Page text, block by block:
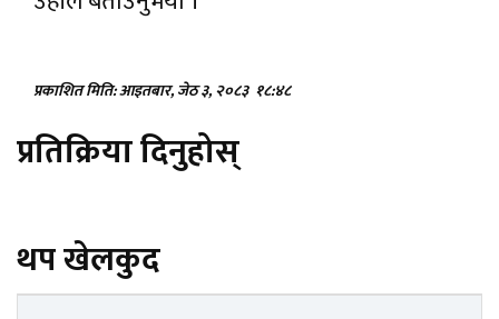
प्रकाशित मिति: आइतबार, जेठ ३, २०८३ १८:४८
प्रतिक्रिया दिनुहोस्
थप खेलकुद